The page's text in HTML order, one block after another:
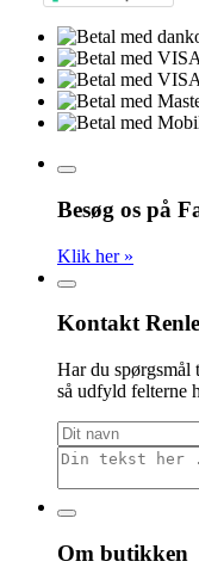
Besøg os på
Klik her »
Kontakt
Har du spørgsmål
så udfyld felterne
Om butikken